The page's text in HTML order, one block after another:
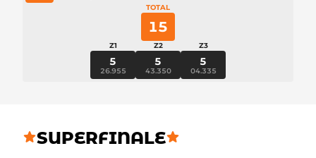
TOTAL
15
Z1
5
26.955
Z2
5
43.350
Z3
5
04.335
SUPERFINALE